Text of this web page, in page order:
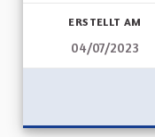
ERSTELLT AM
04/07/2023